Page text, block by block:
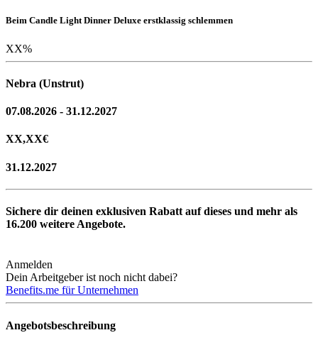
Beim Candle Light Dinner Deluxe erstklassig schlemmen
XX%
Nebra (Unstrut)
07.08.2026 - 31.12.2027
XX,XX€
31.12.2027
Sichere dir deinen exklusiven Rabatt auf dieses und mehr als
16.200 weitere Angebote.
Anmelden
Dein Arbeitgeber ist noch nicht dabei?
Benefits.me für Unternehmen
Angebotsbeschreibung